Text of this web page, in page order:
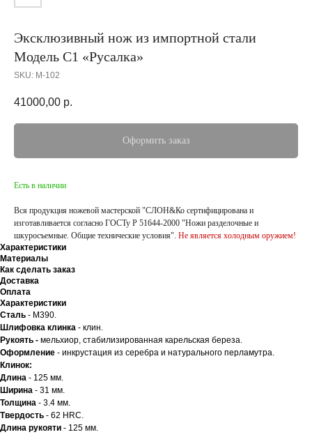
Эксклюзивный нож из импортной стали
Модель С1 «Русалка»
SKU: М-102
41000,00 р.
Оформить заказ
Есть в наличии
Вся продукция ножевой мастерской "СЛОН&Ко сертифицирована и
изготавливается согласно ГОСТу Р 51644-2000 "Ножи разделочные и
шкуросъемные. Общие технические условия". Не является холодным оружием!
Характеристики
Материалы
Как сделать заказ
Доставка
Оплата
Характеристики
Сталь - М390.
Шлифовка клинка - клин.
Рукоять - мельхиор, стабилизированная карельская береза.
Оформление - инкрустация из серебра и натурального перламутра.
Клинок:
Длина - 125 мм.
Ширина - 31 мм.
Толщина - 3.4 мм.
Твердость - 62 HRC.
Длина рукояти - 125 мм.